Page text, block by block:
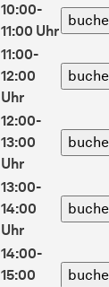
10:00-
11:00 Uhr
11:00-
12:00
Uhr
12:00-
13:00
Uhr
13:00-
14:00
Uhr
14:00-
15:00